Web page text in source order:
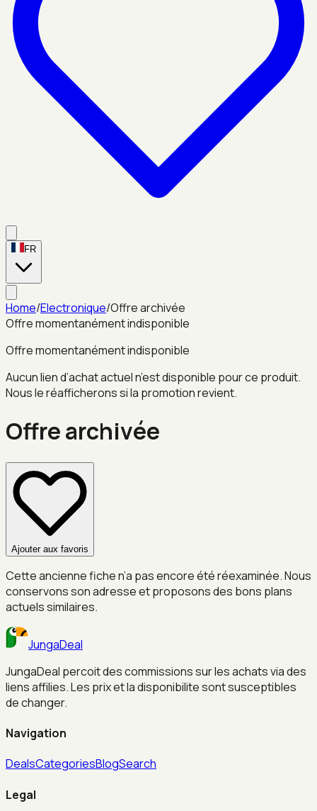
FR
Home/Electronique/Offre archivée
Offre momentanément indisponible
Offre momentanément indisponible
Aucun lien d’achat actuel n’est disponible pour ce produit.
Nous le réafficherons si la promotion revient.
Offre archivée
Ajouter aux favoris
Cette ancienne fiche n’a pas encore été réexaminée. Nous
conservons son adresse et proposons des bons plans
actuels similaires.
JungaDeal
JungaDeal percoit des commissions sur les achats via des
liens affilies. Les prix et la disponibilite sont susceptibles
de changer.
Navigation
DealsCategoriesBlogSearch
Legal